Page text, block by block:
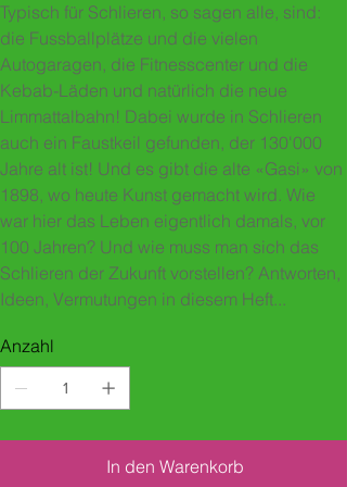
Typisch für Schlieren, so sagen alle, sind:
die Fussballplätze und die vielen
Autogaragen, die Fitnesscenter und die
Kebab-Läden und natürlich die neue
Limmattalbahn! Dabei wurde in Schlieren
auch ein Faustkeil gefunden, der 130'000
Jahre alt ist! Und es gibt die alte «Gasi» von
1898, wo heute Kunst gemacht wird. Wie
war hier das Leben eigentlich damals, vor
100 Jahren? Und wie muss man sich das
Schlieren der Zukunft vorstellen? Antworten,
Ideen, Vermutungen in diesem Heft...
Anzahl
In den Warenkorb